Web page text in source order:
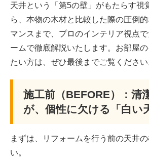
天井という「第5の壁」がもたらす視
ら、本物の木材と比較した際の圧倒
マンスまで、プロのインテリア視点
ームで徹底解説いたします。お部屋
たい方は、ぜひ最後までご覧ください
施工前（BEFORE）：清
が、個性に欠ける「白い
まずは、リフォームを行う前の天井
い。